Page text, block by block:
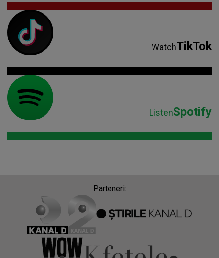
WatchTikTok
ListenSpotify
Parteneri: